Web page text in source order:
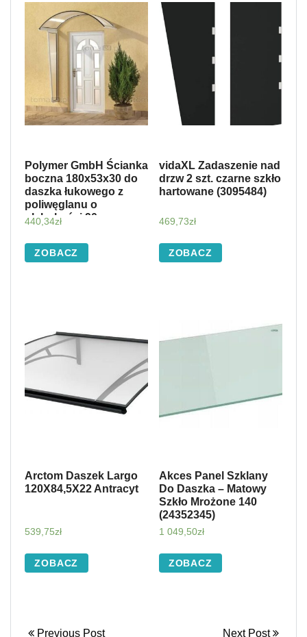
Polymer GmbH Ścianka
boczna 180x53x30 do
daszka łukowego z
poliwęglanu o
głębokości 90cm
440,34zł
ZOBACZ
vidaXL Zadaszenie nad
drzw 2 szt. czarne szkło
hartowane (3095484)
469,73zł
ZOBACZ
Arctom Daszek Largo
120X84,5X22 Antracyt
539,75zł
ZOBACZ
Akces Panel Szklany
Do Daszka – Matowy
Szkło Mrożone 140
(24352345)
1 049,50zł
ZOBACZ
Previous Post Next Post